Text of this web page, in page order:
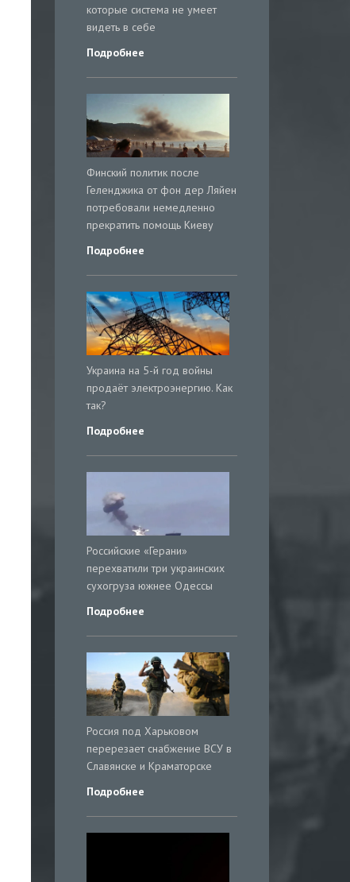
которые система не умеет
видеть в себе
Подробнее
Финский политик после
Геленджика от фон дер Ляйен
потребовали немедленно
прекратить помощь Киеву
Подробнее
Украина на 5-й год войны
продаёт электроэнергию. Как
так?
Подробнее
Российские «Герани»
перехватили три украинских
сухогруза южнее Одессы
Подробнее
Россия под Харьковом
перерезает снабжение ВСУ в
Славянске и Краматорске
Подробнее